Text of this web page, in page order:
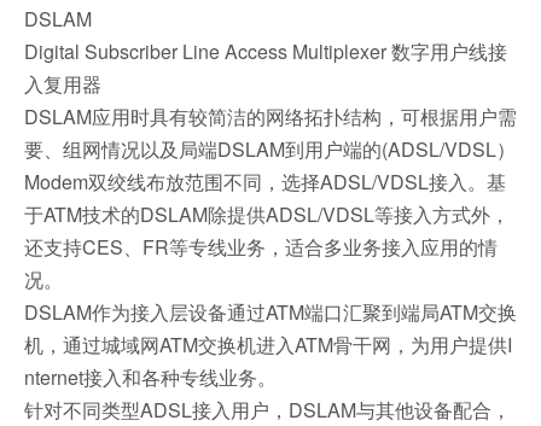
DSLAM
Digital Subscriber Line Access Multiplexer 数字用户线接
入复用器
DSLAM应用时具有较简洁的网络拓扑结构，可根据用户需
要、组网情况以及局端DSLAM到用户端的(ADSL/VDSL）
Modem双绞线布放范围不同，选择ADSL/VDSL接入。基
于ATM技术的DSLAM除提供ADSL/VDSL等接入方式外，
还支持CES、FR等专线业务，适合多业务接入应用的情
况。
DSLAM作为接入层设备通过ATM端口汇聚到端局ATM交换
机，通过城域网ATM交换机进入ATM骨干网，为用户提供I
nternet接入和各种专线业务。
针对不同类型ADSL接入用户，DSLAM与其他设备配合，